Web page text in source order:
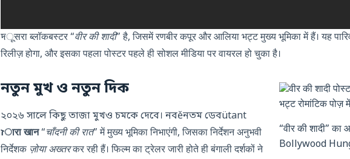
দूसरा ब्लॉकबस्टर “वीर की शादी” है, जिसमें रणबीर कपूर और आलिया भट्ट मुख्य भूमिका में हैं। यह
रिलीज़ होगा, और इसका पहला पोस्टर पहले ही सोशल मीडिया पर वायरल हो चुका है।
“वीर की शादी” का
Bollywood
নতুন মুখ ও নতুন দিক
২০২৬ সালে কিছু তাজা মুখও চমকে দেবে। নবěনতম ডেবütant
זारा खान“चाँदनी की रात” में मुख्य भूमिका निभाएंगी, जिसका निर्देशन अनुभवी
निर्देशक ज़ोया अख्तरकर रही हैं। फिल्म का ट्रेलर जारी होते ही बंगाली दर्शकों ने